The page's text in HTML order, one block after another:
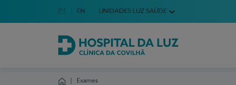
Escolha o seu idioma
Idioma em Português
PT English Language
EN UNIDADES LUZ SAÚDE
Hospital da Luz Clínica da Covilhã
Exames